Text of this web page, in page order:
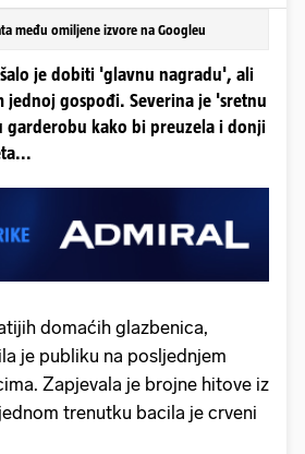
među omiljene izvore na Googleu
je dobiti 'glavnu nagradu', ali
jednoj gospođi. Severina je 'sretnu
garderobu kako bi preuzela i donji
domaćih glazbenica,
je publiku na posljednjem
Zapjevala je brojne hitove iz
trenutku bacila je crveni